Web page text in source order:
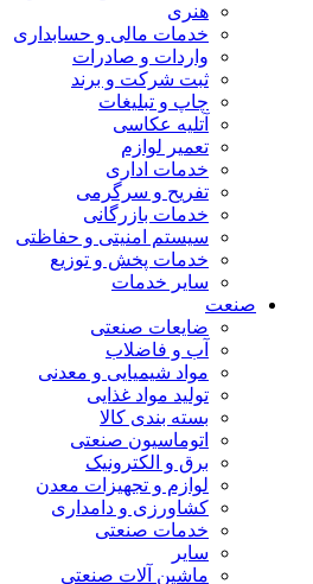
هنری
خدمات مالی و حسابداری
واردات و صادرات
ثبت شرکت و برند
چاپ و تبلیغات
آتلیه عکاسی
تعمیر لوازم
خدمات اداری
تفریح و سرگرمی
خدمات بازرگانی
سیستم امنیتی و حفاظتی
خدمات پخش و توزیع
سایر خدمات
صنعت
ضایعات صنعتی
آب و فاضلاب
مواد شیمیایی و معدنی
تولید مواد غذایی
بسته بندی کالا
اتوماسیون صنعتی
برق و الکترونیک
لوازم و تجهیزات معدن
کشاورزی و دامداری
خدمات صنعتی
سایر
ماشین آلات صنعتی